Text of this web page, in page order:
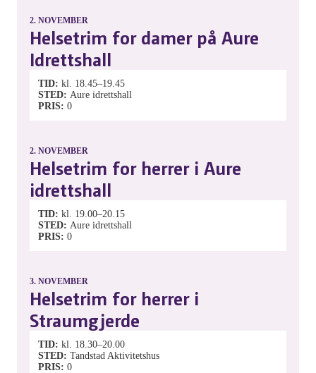
2. NOVEMBER
Helsetrim for damer på Aure
Idrettshall
TID kl. 18.45–19.45
STED Aure idrettshall
PRIS 0
2. NOVEMBER
Helsetrim for herrer i Aure
idrettshall
TID kl. 19.00–20.15
STED Aure idrettshall
PRIS 0
3. NOVEMBER
Helsetrim for herrer i
Straumgjerde
TID kl. 18.30–20.00
STED Tandstad Aktivitetshus
PRIS 0